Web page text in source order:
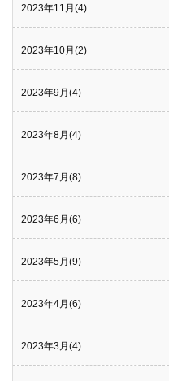
2023年11月(4)
2023年10月(2)
2023年9月(4)
2023年8月(4)
2023年7月(8)
2023年6月(6)
2023年5月(9)
2023年4月(6)
2023年3月(4)